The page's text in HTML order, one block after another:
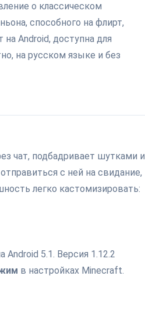
о классическом
способного на флирт,
Android, доступна для
на русском языке и без
чат, подбадривает шутками и
с ней на свидание,
легко кастомизировать:
5.1. Версия 1.12.2
в настройках Minecraft.